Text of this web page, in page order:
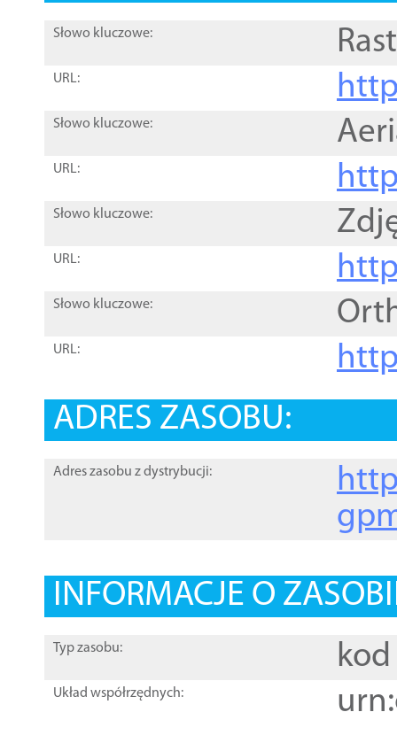
Słowo kluczowe:
URL:
Słowo kluczowe:
URL:
Słowo kluczowe:
URL:
Słowo kluczowe:
URL:
ADRES ZASOBU:
Adres zasobu z dystrybucji:
INFORMACJE O
Typ zasobu: kod
Układ współrzędnych: